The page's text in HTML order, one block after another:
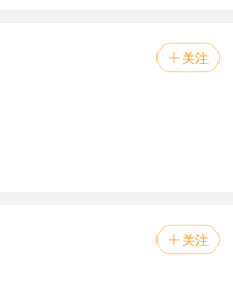
 关注
 关注